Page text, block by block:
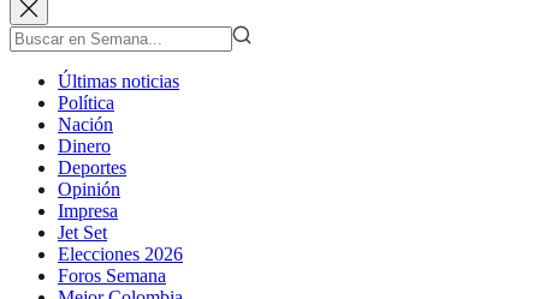
Últimas noticias
Política
Nación
Dinero
Deportes
Opinión
Impresa
Jet Set
Elecciones 2026
Foros Semana